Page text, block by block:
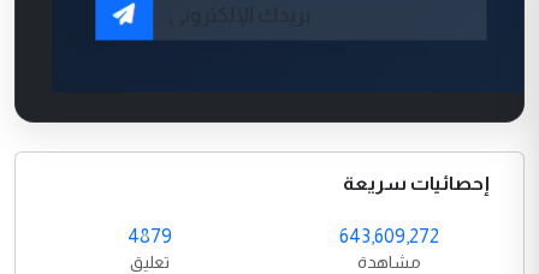
إحصائيات سريعة
643,609,272
مشاهدة
4879
تعليق